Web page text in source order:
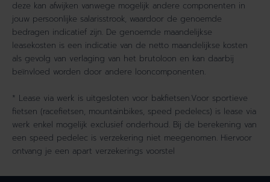
deze kan afwijken vanwege mogelijk andere componenten in
jouw persoonlijke salarisstrook, waardoor de genoemde
bedragen indicatief zijn. De genoemde maandelijkse
leasekosten is een indicatie van de netto maandelijkse kosten
als gevolg van verlaging van het brutoloon en kan daarbij
beïnvloed worden door andere looncomponenten.
* Lease via werk is uitgesloten voor bakfietsen.Voor sportieve
fietsen (racefietsen, mountainbikes, speed pedelecs) is lease via
werk enkel mogelijk exclusief onderhoud. Bij de berekening van
een speed pedelec is verzekering niet meegenomen. Hiervoor
ontvang je een apart verzekerings voorstel